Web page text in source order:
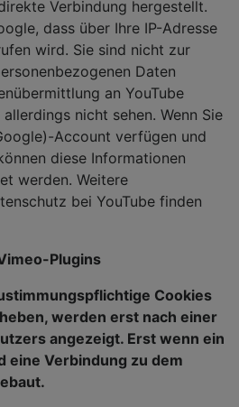
Verbindung hergestellt.
dass über Ihre IP-Adresse
wird. Sie sind nicht zur
Daten
an YouTube
nicht sehen. Wenn Sie
Account verfügen und
diese Informationen
werden. Weitere
bei YouTube finden
Plugins
Cookies
werden erst nach einer
angezeigt. Erst wenn ein
eine Verbindung zu dem